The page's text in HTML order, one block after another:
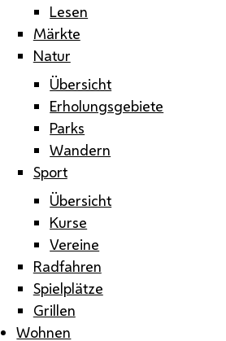
Lesen
Märkte
Natur
Übersicht
Erholungsgebiete
Parks
Wandern
Sport
Übersicht
Kurse
Vereine
Radfahren
Spielplätze
Grillen
Wohnen